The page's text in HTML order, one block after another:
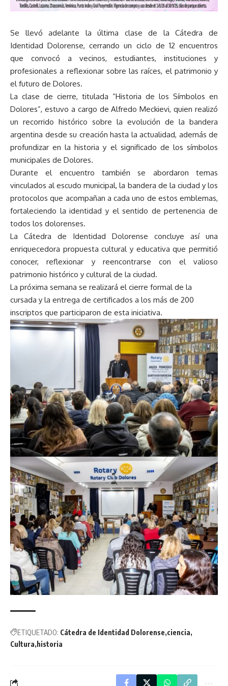
Se llevó adelante la última clase de la Cátedra de
Identidad Dolorense, cerrando un ciclo de 12 encuentros
que convocó a vecinos, estudiantes, instituciones y
profesionales a reflexionar sobre las raíces, el patrimonio y
el futuro de Dolores.
La clase de cierre, titulada “Historia de los Símbolos en
Dolores”, estuvo a cargo de Alfredo Meckievi, quien realizó
un recorrido histórico sobre la evolución de la bandera
argentina desde su creación hasta la actualidad, además de
profundizar en la historia y el significado de los símbolos
municipales de Dolores.
Durante el encuentro también se abordaron temas
vinculados al escudo municipal, la bandera de la ciudad y los
protocolos que acompañan a cada uno de estos emblemas,
fortaleciendo la identidad y el sentido de pertenencia de
todos los dolorenses.
La Cátedra de Identidad Dolorense concluye así una
enriquecedora propuesta cultural y educativa que permitió
conocer, reflexionar y reencontrarse con el valioso
patrimonio histórico y cultural de la ciudad.
La próxima semana se realizará el cierre formal de la
cursada y la entrega de certificados a los más de 200
inscriptos que participaron de esta iniciativa.
ETIQUETADO: Cátedra de Identidad Dolorense ciencia
Cultura historia